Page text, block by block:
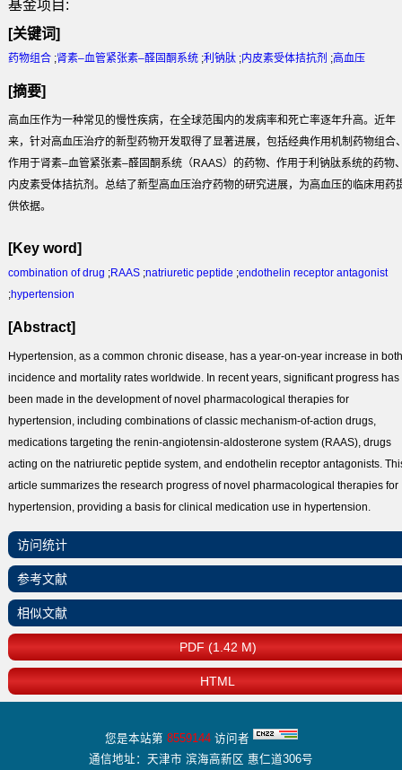
基金项目:
[关键词]
药物组合 ;肾素–血管紧张素–醛固酮系统 ;利钠肽 ;内皮素受体拮抗剂 ;高血压
[摘要]
高血压作为一种常见的慢性疾病，在全球范围内的发病率和死亡率逐年升高。近年
来，针对高血压治疗的新型药物开发取得了显著进展，包括经典作用机制药物组合
作用于肾素–血管紧张素–醛固酮系统（RAAS）的药物、作用于利钠肽系统的药物
内皮素受体拮抗剂。总结了新型高血压治疗药物的研究进展，为高血压的临床用药
供依据。
[Key word]
combination of drug ;RAAS ;natriuretic peptide ;endothelin receptor antagonist
;hypertension
[Abstract]
Hypertension, as a common chronic disease, has a year-on-year increase in both
incidence and mortality rates worldwide. In recent years, significant progress has
been made in the development of novel pharmacological therapies for
hypertension, including combinations of classic mechanism-of-action drugs,
medications targeting the renin-angiotensin-aldosterone system (RAAS), drugs
acting on the natriuretic peptide system, and endothelin receptor antagonists.
article summarizes the research progress of novel pharmacological therapies for
hypertension, providing a basis for clinical medication use in hypertension.
访问统计
参考文献
相似文献
PDF (1.42 M)
HTML
您是本站第 8559144访问者
通信地址：天津市 滨海高新区 惠仁道306号